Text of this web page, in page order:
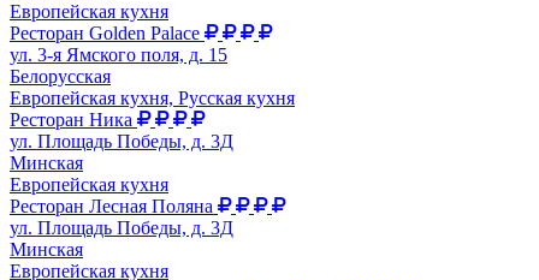
Европейская кухня
Ресторан Golden Palace
ул. 3-я Ямского поля, д. 15
Белорусская
Европейская кухня, Русская кухня
Ресторан Ника
ул. Площадь Победы, д. 3Д
Минская
Европейская кухня
Ресторан Лесная Поляна
ул. Площадь Победы, д. 3Д
Минская
Европейская кухня